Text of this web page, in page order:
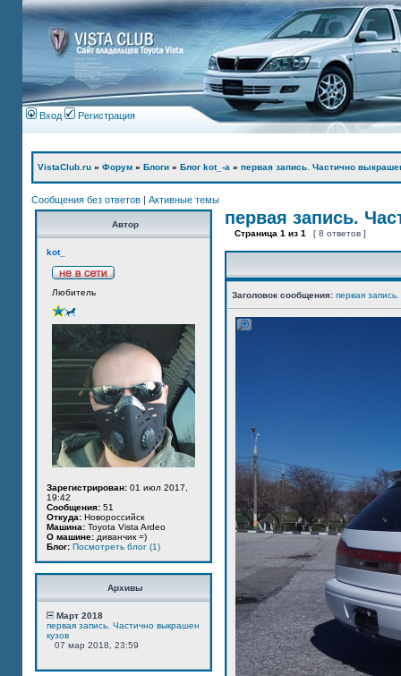
Вход Регистрация
VistaClub.ru » Форум » Блоги » Блог kot_-а » первая запись. Частично
Сообщения без ответов | Активные темы
Автор
kot_
Любитель
Зарегистрирован: 01 июл 2017,
19:42
Сообщения: 51
Откуда: Новороссийск
Машина: Toyota Vista Ardeo
О машине: диванчик =)
Блог: Посмотреть блог (1)
Архивы
Март 2018
первая запись. Частично выкрашен
кузов
07 мар 2018, 23:59
первая запись.
Страница 1 из 1 [ 8 ответов ]
Заголовок сообщения: первая